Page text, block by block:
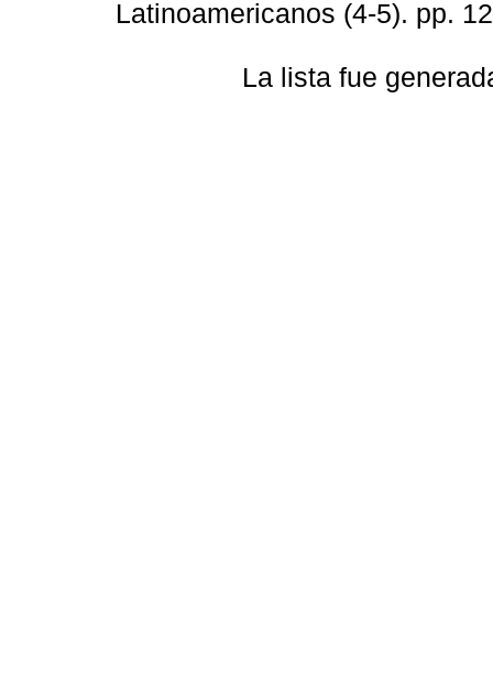
Latinoamericanos (4-5). pp.
La lista fue